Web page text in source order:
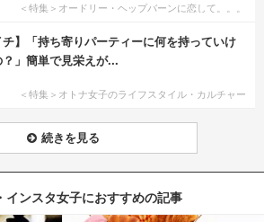
＜特集＞オードリー・ヘップバーンに恋して。。。
チ】「持ち寄りパーティーに何を持っていけ
」簡単で見栄えが...
＜特集＞オトナ女子のライフスタイル・カルチャー
続きを見る
インスタ女子におすすめの記事